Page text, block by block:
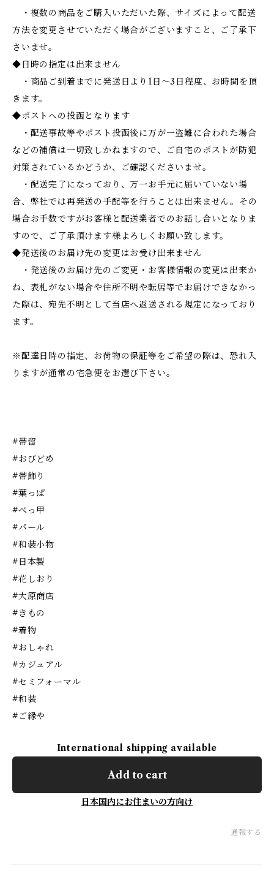
・複数の商品をご購入いただいた際、サイズによって配送
方法を変更させていただく場合がございますこと、ご了承下
さいませ。
◆日時の指定は出来ません
・商品ご到着までに発送日より1日～3日程度、お時間を頂
きます。
◆ポストへの投函となります
・配送事故等やポスト投函後に万が一盗難に合われた場合
などの補償は一切致しかねますので、ご自宅のポストが防犯
対策されているかどうか、ご確認くださいませ。
・配送完了になっており、万一お手元に届いていない場
合、弊社では再発送の手配等を行うことは出来ません。その
場合お手数ですがお客様と配送業者でのお話し合いとなりま
すので、ご了承頂けます様よろしくお願い致します。
◆発送後のお届け先の変更はお受け出来ません
・発送後のお届け先のご変更・お客様情報の変更は出来か
ね、表札がない場合や住所不明や転居等でお届けできなかっ
た際は、宛先不明として当店へ返送される規定になっており
ます。
※配達日時の指定、お荷物の保証等をご希望の際は、恐れ入
りますが通常の宅急便をお選び下さい。
#帯留
#おびどめ
#帯飾り
#葉っぱ
#べっ甲
#パール
#和装小物
#日本製
#花しおり
#大原商店
#きもの
#着物
#おしゃれ
#カジュアル
#セミフォーマル
#和装
#ご縁や
International shipping available
Add to cart
日本国内にお住まいの方向け
通報する